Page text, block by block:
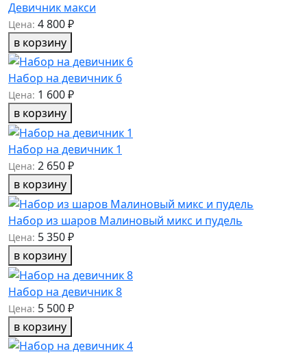
Девичник макси
Цена: 4 800 ₽
в корзину
Набор на девичник 6
Цена: 1 600 ₽
в корзину
Набор на девичник 1
Цена: 2 650 ₽
в корзину
Набор из шаров Малиновый микс и пудель
Цена: 5 350 ₽
в корзину
Набор на девичник 8
Цена: 5 500 ₽
в корзину